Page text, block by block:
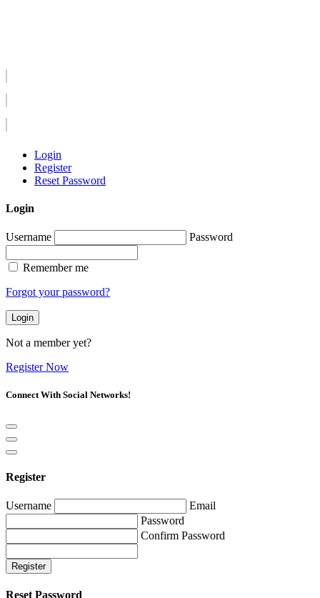
Login
Register
Reset Password
Login
Username Password
Remember me
Forgot your password?
Login
Not a member yet?
Register Now
Connect With Social Networks!
Register
Username
Email
Password
Confirm Password
Register
Reset Password